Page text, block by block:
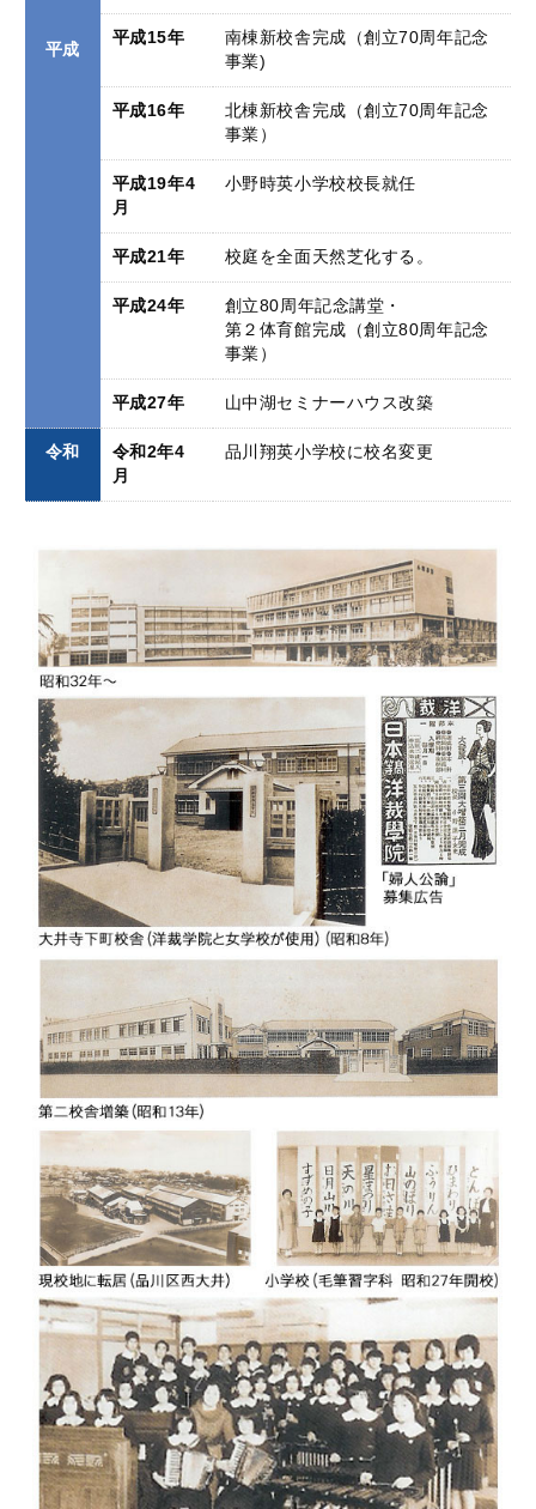
平成
平成15年
南棟新校舎完成（創立70周年記念
事業)
平成16年
北棟新校舎完成（創立70周年記念
事業）
平成19年4
月
小野時英小学校校長就任
平成21年 校庭を全面天然芝化する。
平成24年
創立80周年記念講堂・
第２体育館完成（創立80周年記念
事業）
平成27年 山中湖セミナーハウス改築
令和
令和2年4
月
品川翔英小学校に校名変更